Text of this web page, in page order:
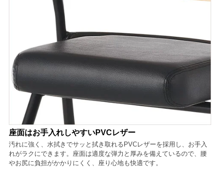
座面はお手入れしやすいPVCレザー
汚れに強く、水拭きでサッと拭き取れるPVCレザーを採用し、お手入
れがラクにできます。座面は適度な弾力と厚みを備えているので、腰
やお尻に負担がかかりにくく、座り心地も快適です。